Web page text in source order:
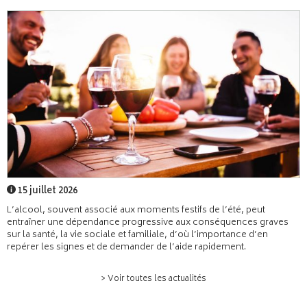
15 juillet 2026
L’alcool, souvent associé aux moments festifs de l’été, peut
entraîner une dépendance progressive aux conséquences graves
sur la santé, la vie sociale et familiale, d’où l’importance d’en
repérer les signes et de demander de l’aide rapidement.
> Voir toutes les actualités